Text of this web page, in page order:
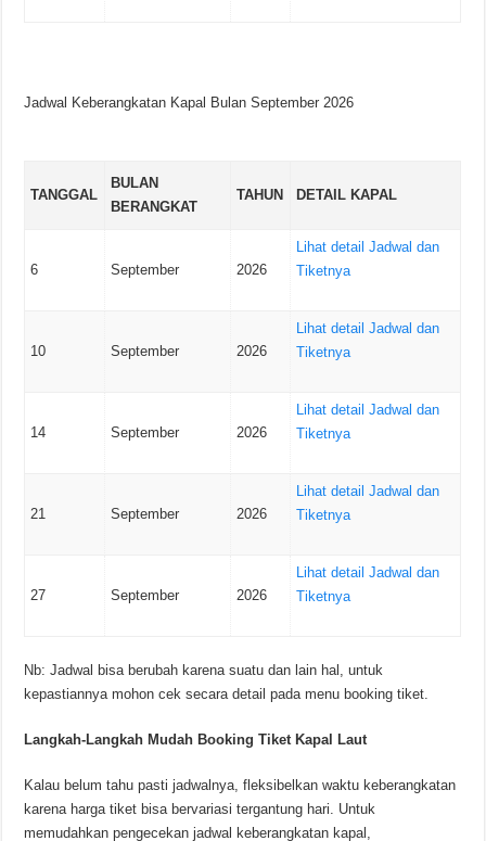
Jadwal Keberangkatan Kapal Bulan September 2026
TANGGAL
BULAN
BERANGKAT
TAHUN DETAIL KAPAL
6 September 2026
Lihat detail Jadwal dan
Tiketnya
10 September 2026
Lihat detail Jadwal dan
Tiketnya
14 September 2026
Lihat detail Jadwal dan
Tiketnya
21 September 2026
Lihat detail Jadwal dan
Tiketnya
27 September 2026
Lihat detail Jadwal dan
Tiketnya
Nb: Jadwal bisa berubah karena suatu dan lain hal, untuk
kepastiannya mohon cek secara detail pada menu booking tiket.
Langkah-Langkah Mudah Booking Tiket Kapal Laut
Kalau belum tahu pasti jadwalnya, fleksibelkan waktu keberangkatan
karena harga tiket bisa bervariasi tergantung hari. Untuk
memudahkan pengecekan jadwal keberangkatan kapal,